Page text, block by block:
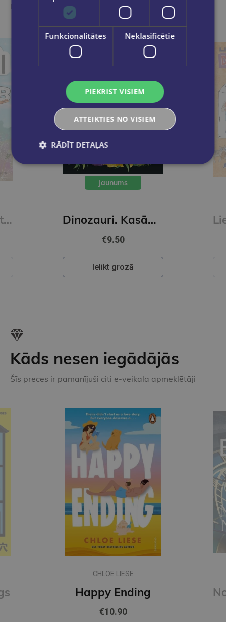
Ieskaties, varbūt noder
Skudriņa Kāpēcīte. Burti
Jaunums
Dinozauri. Kasāmgrāmata
€9.50
Ielikt grozā
Kāds nesen iegādājās
Šīs preces ir pamanījuši citi e-veikala apmeklētāji
CHLOE LIESE
Happy Ending
€10.90
Funkcionalitātes Neklasificētie
PIEKRIST VISIEM
ATTEIKTIES NO VISIEM
RĀDĪT DETAĻAS